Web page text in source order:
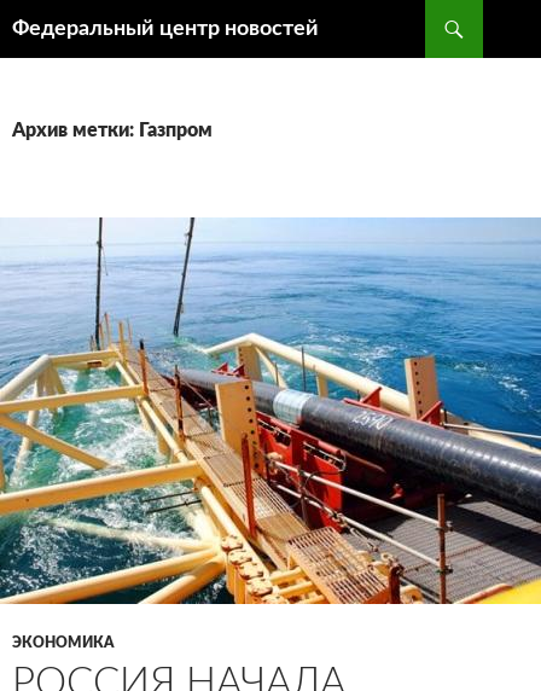
Федеральный центр новостей
Архив метки: Газпром
ЭКОНОМИКА